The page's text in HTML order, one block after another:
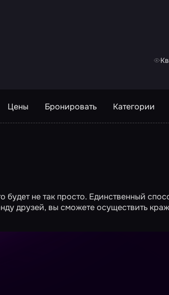
Цены Бронировать Категории
не так просто. Единственный
друзей, вы сможете осуществить